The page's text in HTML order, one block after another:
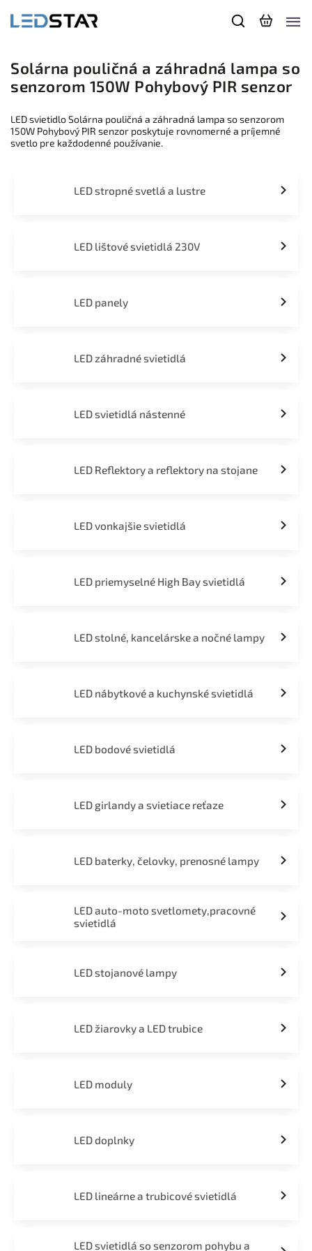
Solárna pouličná a záhradná lampa so
senzorom 150W Pohybový PIR senzor
LED svietidlo Solárna pouličná a záhradná lampa so senzorom
150W Pohybový PIR senzor poskytuje rovnomerné a príjemné
svetlo pre každodenné používanie.
LED stropné svetlá a lustre
LED lištové svietidlá 230V
LED panely
LED záhradné svietidlá
LED svietidlá nástenné
LED Reflektory a reflektory na stojane
LED vonkajšie svietidlá
LED priemyselné High Bay svietidlá
LED stolné, kancelárske a nočné lampy
LED nábytkové a kuchynské svietidlá
LED bodové svietidlá
LED girlandy a svietiace reťaze
LED baterky, čelovky, prenosné lampy
LED auto-moto svetlomety,pracovné
svietidlá
LED stojanové lampy
LED žiarovky a LED trubice
LED moduly
LED doplnky
LED lineárne a trubicové svietidlá
LED svietidlá so senzorom pohybu a